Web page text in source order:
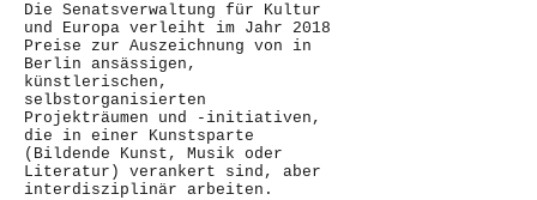
Die Senatsverwaltung für Kultur
und Europa verleiht im Jahr 2018
Preise zur Auszeichnung von in
Berlin ansässigen,
künstlerischen,
selbstorganisierten
Projekträumen und -initiativen,
die in einer Kunstsparte
(Bildende Kunst, Musik oder
Literatur) verankert sind, aber
interdisziplinär arbeiten.